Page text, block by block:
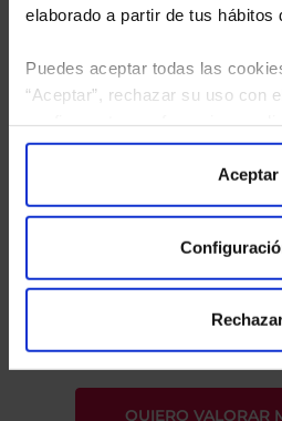
elaborado a partir de tus hábitos
Puedes aceptar todas las
“Aceptar”, rechazar su uso con
“Configuración”. Consulta
para más Aceptar
tratamiento de mis datos